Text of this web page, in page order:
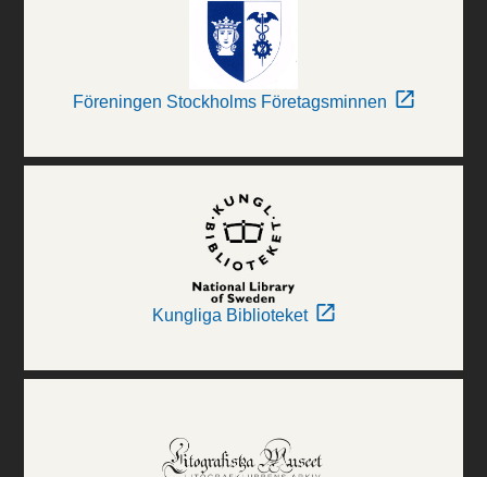
Föreningen Stockholms Företagsminnen
Kungliga Biblioteket